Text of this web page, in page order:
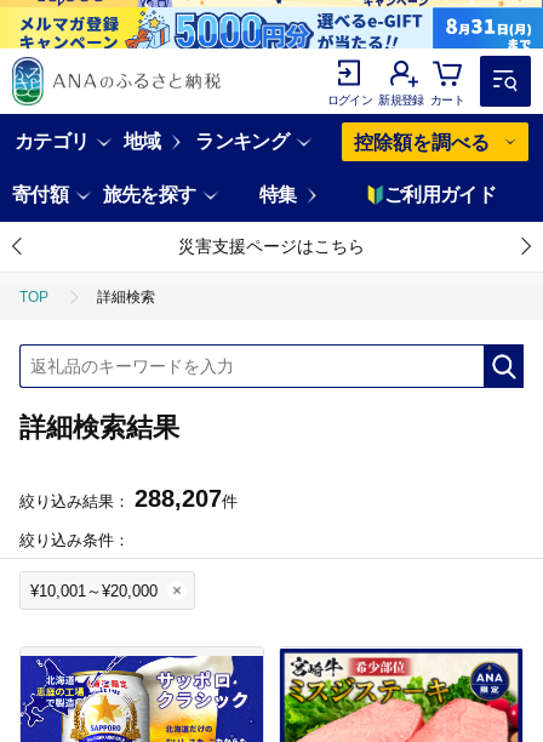
ログイン 新規登録 カート
カテゴリ 地域 ランキング 控除額を調べる
寄付額 旅先を探す 特集 ご利用ガイド
災害支援ページはこちら
TOP 詳細検索
詳細検索結果
絞り込み結果： 288,207件
絞り込み条件：
¥10,001～¥20,000